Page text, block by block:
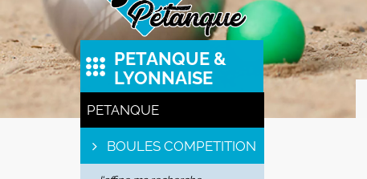
PETANQUE &
LYONNAISE
PETANQUE
BOULES COMPETITION